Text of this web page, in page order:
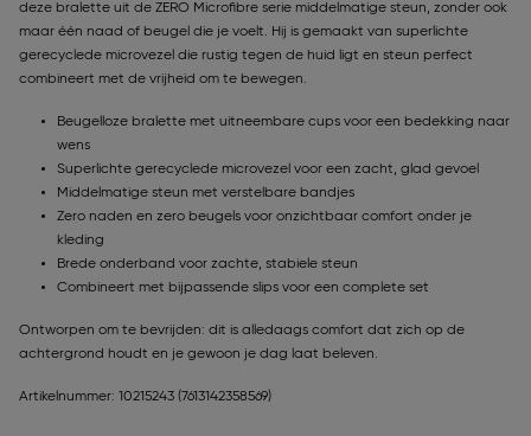
deze bralette uit de ZERO Microfibre serie middelmatige steun, zonder ook
maar één naad of beugel die je voelt. Hij is gemaakt van superlichte
gerecyclede microvezel die rustig tegen de huid ligt en steun perfect
combineert met de vrijheid om te bewegen.
Beugelloze bralette met uitneembare cups voor een bedekking naar
wens
Superlichte gerecyclede microvezel voor een zacht, glad gevoel
Middelmatige steun met verstelbare bandjes
Zero naden en zero beugels voor onzichtbaar comfort onder je
kleding
Brede onderband voor zachte, stabiele steun
Combineert met bijpassende slips voor een complete set
Ontworpen om te bevrijden: dit is alledaags comfort dat zich op de
achtergrond houdt en je gewoon je dag laat beleven.
Artikelnummer: 10215243 (7613142358569)